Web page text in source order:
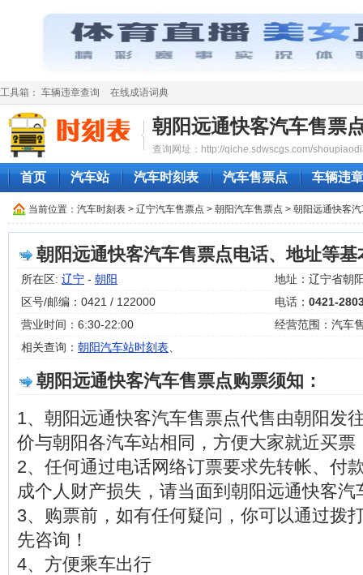
工具箱： 车辆违章查询 在线成语词典
朝阳远通快客汽车售票
查询网址：http://qiche.sdwscgs.com/
首页 汽车站 汽车时刻表 汽车售票点 车辆违
当前位置： 汽车时刻表 > 辽宁汽车售票点 > 朝阳汽车售票点 > 朝阳远通快客
朝阳远通快客汽车售票点电话、地址等基
所在区: 辽宁 - 朝阳
地址：辽宁省朝
区号/邮编：0421 / 122000
电话： 0421-
营业时间：6:30-22:00
经营范围：汽车
相关查询： 朝阳汽车站时刻表
朝阳远通快客汽车售票点购票须知：
1、朝阳远通快客汽车售票点代售由朝阳发
价与朝阳各汽车站相同，方便大家就近买票
2、任何通过电话网络订票要求先转帐、付
成个人财产损失，请当面到朝阳远通快客
3、购票前，如有任何疑问，你可以通过拨
先咨询！
4、方便乘车出行